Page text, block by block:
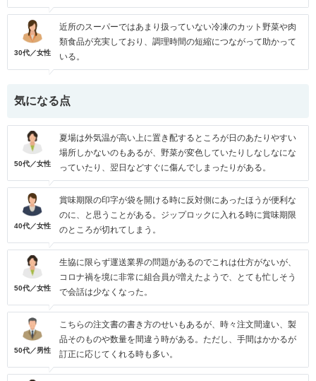
30代／女性
近所のスーパーではあまり扱っていない冷凍のカット野菜や肉
類食品が充実しており、調理時間の短縮につながって助かって
いる。
気になる点
50代／女性
夏場は外気温が高い上に置き配するところが日のあたりやすい
場所しかないのもあるが、野菜が変色していたりしなしなにな
っていたり、翌日などすぐに傷んでしまったりがある。
40代／女性
賞味期限の印字が袋を開ける時に反対側にあったほうが便利な
のに、と思うことがある。ジップロックに入れる時に賞味期限
のところが切れてしまう。
50代／女性
生協に限らず運送業界の問題があるのでこれは仕方がないが、
コロナ禍を境に非常に組合員が増えたようで、とても忙しそう
で会話は少なくなった。
50代／男性
こちらの注文書の書き方のせいもあるが、時々注文間違い、製
品そのものや数量を間違う時がある。ただし、手間はかかるが
訂正に応じてくれる時も多い。